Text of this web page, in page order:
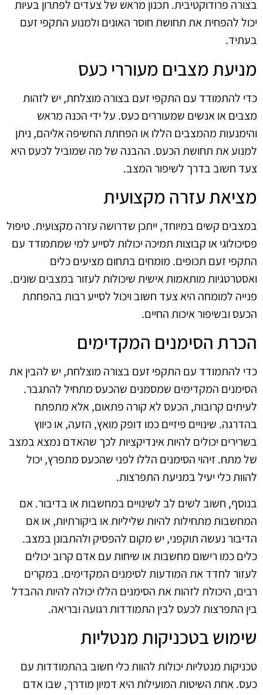
בצורה פרודוקטיבית. תכנון מראש של צעדים לפתרון בעיות
יכול להפחית את תחושת חוסר האונים ולמנוע התקפי זעם
בעתיד.
מניעת מצבים מעוררי כעס
כדי להתמודד עם התקפי זעם בצורה מוצלחת, יש לזהות
מצבים או אנשים שמעוררים כעס. על ידי הכנה מראש
והימנעות מהמצבים הללו או הפחתת החשיפה אליהם, ניתן
למנוע את תחושת הכעס. ההבנה של מה שמוביל לכעס היא
צעד חשוב בדרך לשיפור המצב.
מציאת עזרה מקצועית
במצבים קשים במיוחד, ייתכן שדרושה עזרה מקצועית. טיפול
פסיכולוגי או קבוצות תמיכה יכולות לסייע למי שמתמודד עם
התקפי זעם תכופים. מומחים בתחום מציעים כלים
ואסטרטגיות מותאמות אישית שיכולות לעזור במצבים שונים.
פנייה למומחה היא צעד חשוב ויכול לסייע רבות בהפחתת
הכעס ובשיפור איכות החיים.
הכרת הסימנים המקדימים
כדי להתמודד עם התקפי זעם בצורה מוצלחת, יש להבין את
הסימנים המקדימים שמסמנים שהכעס מתחיל להתגבר.
לעיתים קרובות, הכעס לא קורה פתאום, אלא מתפתח
בהדרגה. שינויים פיזיים כמו דופק מואץ, הזעה, או כיווץ
בשרירים יכולים להיות אינדיקציות לכך שהאדם נמצא במצב
של מתח. זיהוי הסימנים הללו לפני שהכעס מתפרץ, יכול
להוות כלי יעיל במניעת התפרצות.
בנוסף, חשוב לשים לב לשינויים במחשבות או בדיבור. אם
המחשבות מתחילות להיות שליליות או ביקורתיות, או אם
הדיבור נעשה תוקפני, יש מקום להפסיק ולהתבונן במצב.
כלים כמו רישום מחשבות או שיחות עם אדם קרוב יכולים
לעזור לחדד את המודעות לסימנים המקדימים. במקרים
רבים, היכולת לזהות את הסימנים הללו יכולה להיות ההבדל
בין התפרצות לכעס לבין התמודדות רגועה ובריאה.
שימוש בטכניקות מנטליות
טכניקות מנטליות יכולות להוות כלי חשוב בהתמודדות עם
כעס. אחת השיטות המועילות היא דמיון מודרך, שבו אדם